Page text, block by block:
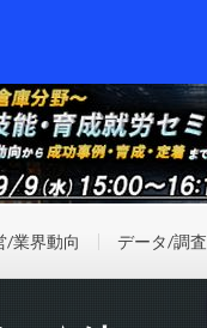
/業界動向 データ/調査